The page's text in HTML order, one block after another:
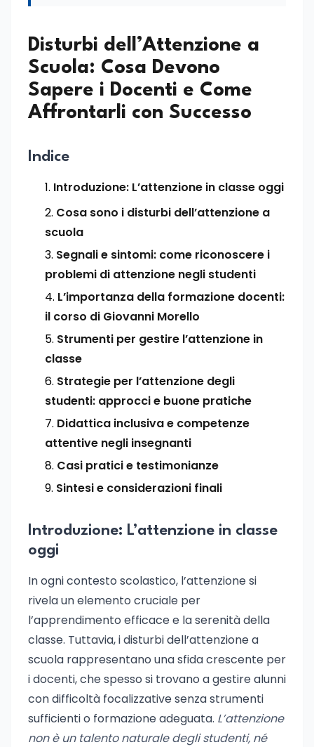
Disturbi dell’Attenzione a
Scuola: Cosa Devono
Sapere i Docenti e Come
Affrontarli con Successo
Indice
Introduzione: L’attenzione in classe oggi
Cosa sono i disturbi dell’attenzione a
scuola
Segnali e sintomi: come riconoscere i
problemi di attenzione negli studenti
L’importanza della formazione docenti:
il corso di Giovanni Morello
Strumenti per gestire l’attenzione in
classe
Strategie per l’attenzione degli
studenti: approcci e buone pratiche
Didattica inclusiva e competenze
attentive negli insegnanti
Casi pratici e testimonianze
Sintesi e considerazioni finali
Introduzione: L’attenzione in classe
oggi
In ogni contesto scolastico, l’attenzione si
rivela un elemento cruciale per
l’apprendimento efficace e la serenità della
classe. Tuttavia, i disturbi dell’attenzione a
scuola rappresentano una sfida crescente per
i docenti, che spesso si trovano a gestire alunni
con difficoltà focalizzative senza strumenti
sufficienti o formazione adeguata. L’attenzione
non è un talento naturale degli studenti, né